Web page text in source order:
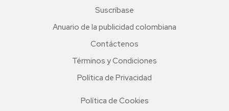
Suscríbase
Anuario de la publicidad colombiana
Contáctenos
Términos y Condiciones
Política de Privacidad
Política de Cookies